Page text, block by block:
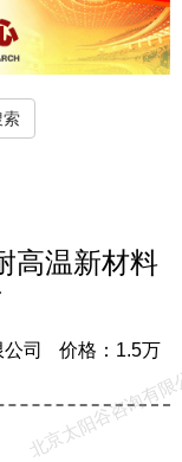
索
高温新材料
司
价格：1.5万
北京太阳谷咨询有